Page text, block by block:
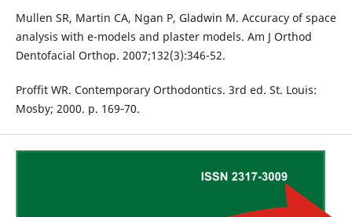
Mullen SR, Martin CA, Ngan P, Gladwin M. Accuracy of space
analysis with e-models and plaster models. Am J Orthod
Dentofacial Orthop. 2007;132(3):346-52.
Proffit WR. Contemporary Orthodontics. 3rd ed. St. Louis:
Mosby; 2000. p. 169‑70.